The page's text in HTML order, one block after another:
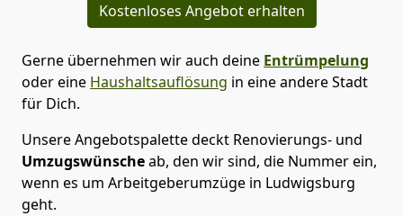
Kostenloses Angebot erhalten
Gerne übernehmen wir auch deine Entrümpelung
oder eine Haushaltsauflösung in eine andere Stadt
für Dich.
Unsere Angebotspalette deckt Renovierungs- und
Umzugswünscheab, den wir sind, die Nummer ein,
wenn es um Arbeitgeberumzüge in Ludwigsburg
geht.